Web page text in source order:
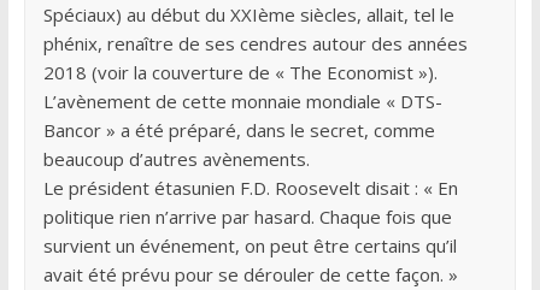
Spéciaux) au début du XXIème siècles, allait, tel le
phénix, renaître de ses cendres autour des années
2018 (voir la couverture de « The Economist »).
L’avènement de cette monnaie mondiale « DTS-
Bancor » a été préparé, dans le secret, comme
beaucoup d’autres avènements.
Le président étasunien F.D. Roosevelt disait : « En
politique rien n’arrive par hasard. Chaque fois que
survient un événement, on peut être certains qu’il
avait été prévu pour se dérouler de cette façon. »